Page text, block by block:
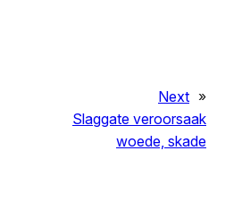
Next »
Slaggate veroorsaak
woede, skade